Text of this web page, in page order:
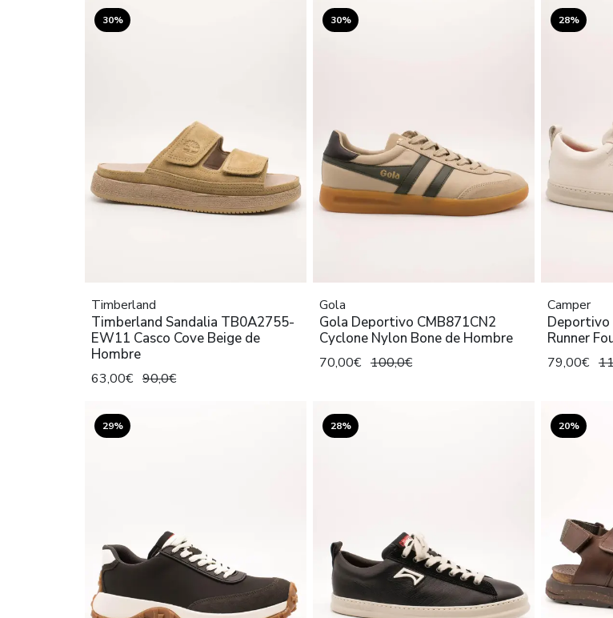
30%
Timberland
Timberland Sandalia TB0A2755-
EW11 Casco Cove Beige de
Hombre
63,00€ 90,0€
30%
Gola
Gola Deportivo CMB871CN2
Cyclone Nylon Bone de Hombre
70,00€ 100,0€
28%
Camper
Deportivo
Runner
79,00€
29% 28% 20%